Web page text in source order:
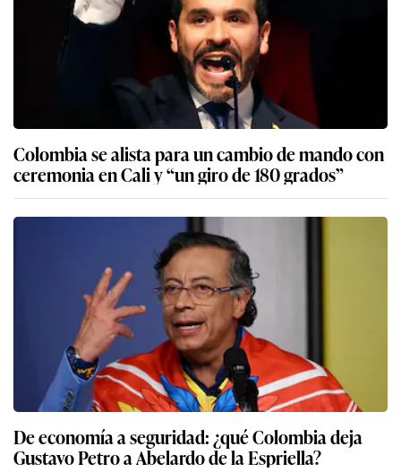
Colombia se alista para un cambio de mando con
ceremonia en Cali y “un giro de 180 grados”
De economía a seguridad: ¿qué Colombia deja
Gustavo Petro a Abelardo de la Espriella?